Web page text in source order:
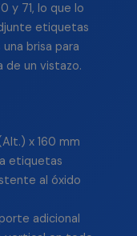
y 71, lo que lo
etiquetas
brisa para
de un vistazo.
x 160 mm
etiquetas
al óxido
adicional